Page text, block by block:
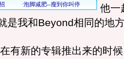
他一
是我和Beyond相同的地
有新的专辑推出来的时